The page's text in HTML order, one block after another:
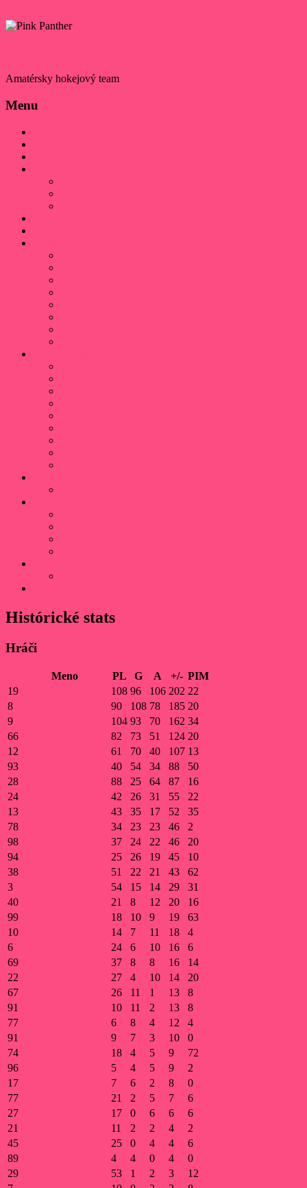
Amatérsky hokejový team
Menu
Histórické stats
Hráči
Meno PL G A +/- PIM
19
108 96 106 202 22
8
90 108 78 185 20
9
104 93 70 162 34
66
82 73 51 124 20
12
61 70 40 107 13
93
40 54 34 88
50
28
88 25 64 87
16
24
42 26 31 55
22
13
43 35 17 52
35
78
34 23 23 46
2
98
37 24 22 46
20
94
25 26 19 45
10
38
51 22 21 43
62
3
54 15 14 29
31
40
21 8 12 20
16
99
18 10 9 19
63
10
14 7 11 18
4
6
24 6 10 16
6
69
37 8 8 16
14
22
27 4 10 14
20
67
26 11 1 13
8
91
10 11 2 13
8
77
6 8 4 12
4
91
9 7 3 10
0
74
18 4 5 9
72
96
5 4 5 9
2
17
7 6 2 8
0
77
21 2 5 7
6
27
17 0 6 6
6
21
11 2 2 4
2
45
25 0 4 4
6
89
4 4 0 4
0
29
53 1 2 3
12